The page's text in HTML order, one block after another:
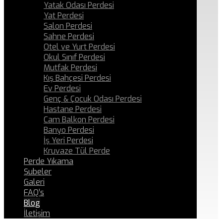
Yatak Odası Perdesi
Yat Perdesi
Salon Perdesi
Sahne Perdesi
Otel ve Yurt Perdesi
Okul Sınıf Perdesi
Mutfak Perdesi
Kış Bahçesi Perdesi
Ev Perdesi
Genç & Çocuk Odası Perdesi
Hastane Perdesi
Cam Balkon Perdesi
Banyo Perdesi
İş Yeri Perdesi
Kruvaze Tül Perde
Perde Yıkama
Şubeler
Galeri
FAQ’s
Blog
İletişim